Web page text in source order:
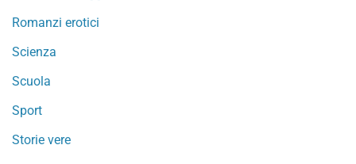
Romanzi erotici
Scienza
Scuola
Sport
Storie vere